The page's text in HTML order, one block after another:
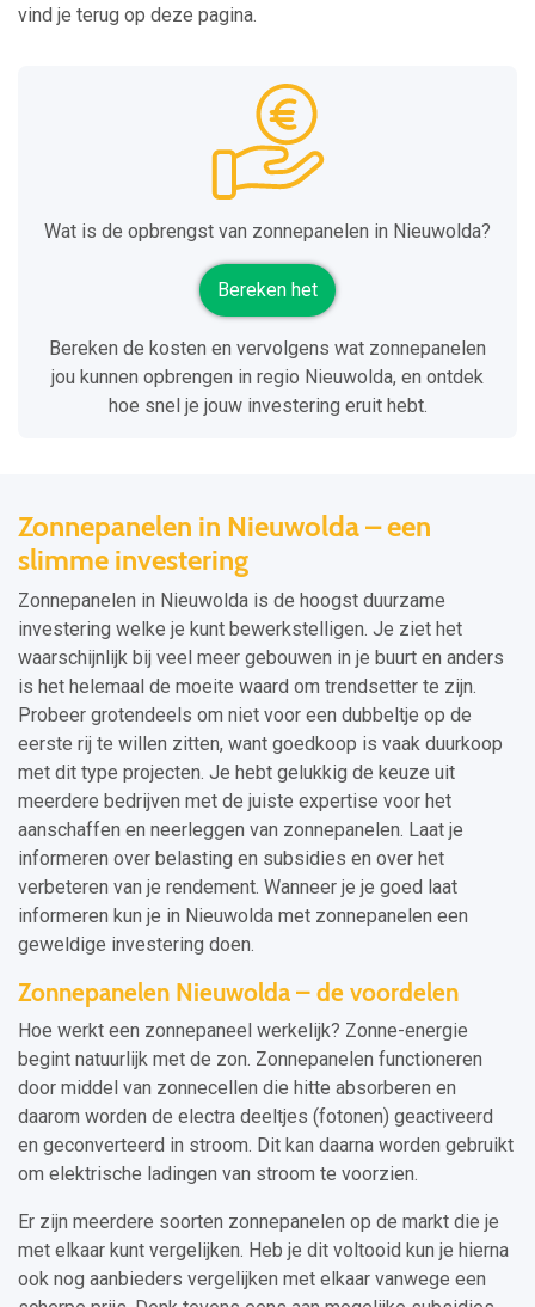
vind je terug op deze pagina.
Wat is de opbrengst van zonnepanelen in Nieuwolda?
Bereken het
Bereken de kosten en vervolgens wat zonnepanelen
jou kunnen opbrengen in regio Nieuwolda, en ontdek
hoe snel je jouw investering eruit hebt.
Zonnepanelen in Nieuwolda – een
slimme investering
Zonnepanelen in Nieuwolda is de hoogst duurzame
investering welke je kunt bewerkstelligen. Je ziet het
waarschijnlijk bij veel meer gebouwen in je buurt en anders
is het helemaal de moeite waard om trendsetter te zijn.
Probeer grotendeels om niet voor een dubbeltje op de
eerste rij te willen zitten, want goedkoop is vaak duurkoop
met dit type projecten. Je hebt gelukkig de keuze uit
meerdere bedrijven met de juiste expertise voor het
aanschaffen en neerleggen van zonnepanelen. Laat je
informeren over belasting en subsidies en over het
verbeteren van je rendement. Wanneer je je goed laat
informeren kun je in Nieuwolda met zonnepanelen een
geweldige investering doen.
Zonnepanelen Nieuwolda – de voordelen
Hoe werkt een zonnepaneel werkelijk? Zonne-energie
begint natuurlijk met de zon. Zonnepanelen functioneren
door middel van zonnecellen die hitte absorberen en
daarom worden de electra deeltjes (fotonen) geactiveerd
en geconverteerd in stroom. Dit kan daarna worden gebruikt
om elektrische ladingen van stroom te voorzien.
Er zijn meerdere soorten zonnepanelen op de markt die je
met elkaar kunt vergelijken. Heb je dit voltooid kun je hierna
ook nog aanbieders vergelijken met elkaar vanwege een